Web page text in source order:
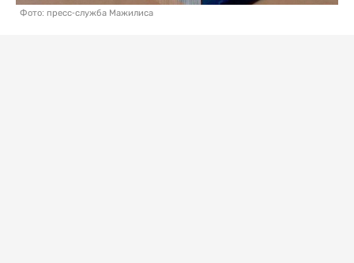
Фото: пресс-служба Мажилиса